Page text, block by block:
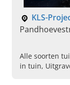
KLS-
Alle soorten
in tuin,